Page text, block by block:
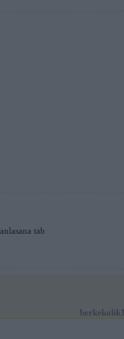
anlasana tab
berkekolik1